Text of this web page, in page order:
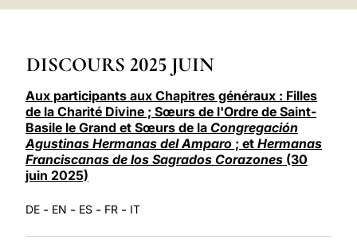
DISCOURS 2025 JUIN
Aux participants aux Chapitres généraux : Filles
de la Charité Divine ; Sœurs de l'Ordre de Saint-
Basile le Grand et Sœurs de la Congregación
Agustinas Hermanas del Amparo ; et Hermanas
Franciscanas de los Sagrados Corazones (30
juin 2025)
DE - EN - ES - FR - IT